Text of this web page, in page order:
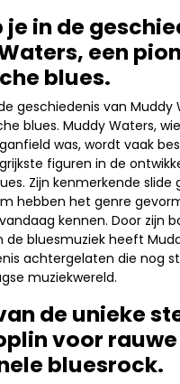
je in de
een
blues.
geschiedenis van Muddy
blues. Muddy Waters,
was, wordt vaak
figuren in de
Zijn kenmerkende slide
hebben het genre
kennen. Door zijn
de bluesmuziek heeft
achtergelaten die nog
muziekwereld.
de unieke
voor rauwe
bluesrock.